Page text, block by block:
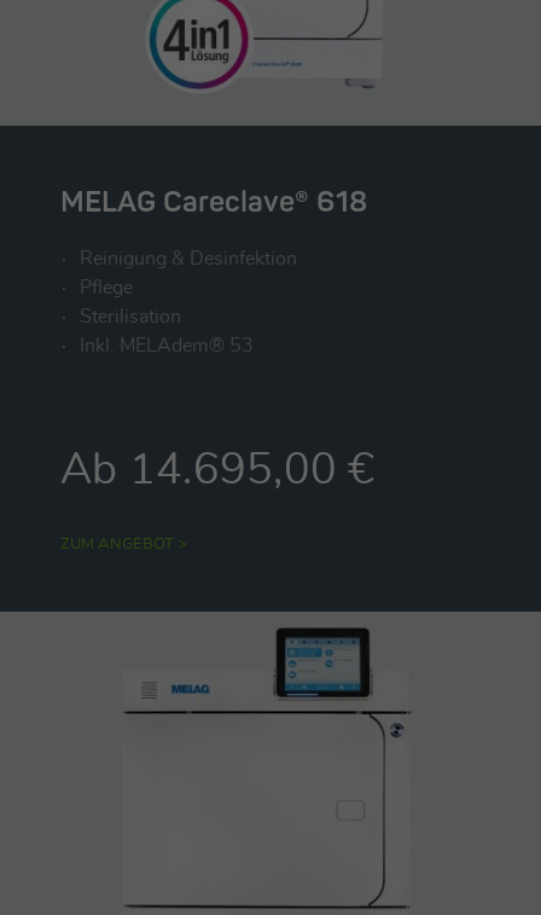
MELAG Careclave® 618
Reinigung & Desinfektion
Pflege
Sterilisation
Inkl. MELAdem® 53
Ab 14.695,00 €
ZUM ANGEBOT >